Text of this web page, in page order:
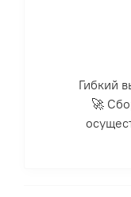
Гибкий
🚀